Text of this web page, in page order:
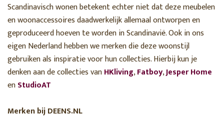
Scandinavisch wonen betekent echter niet dat deze meubelen
en woonaccessoires daadwerkelijk allemaal ontworpen en
geproduceerd hoeven te worden in Scandinavië. Ook in ons
eigen Nederland hebben we merken die deze woonstijl
gebruiken als inspiratie voor hun collecties. Hierbij kun je
denken aan de collecties vanHKliving,Fatboy,Jesper Home
enStudioAT
Merken bij DEENS.NL